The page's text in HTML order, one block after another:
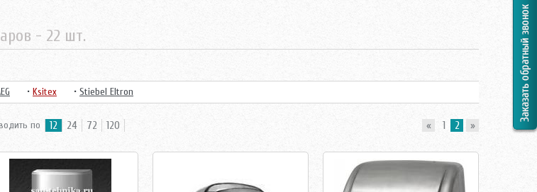
- 22 шт.
• Ksitex • Stiebel Eltron
по 12 24 72 120 « 1 2 »